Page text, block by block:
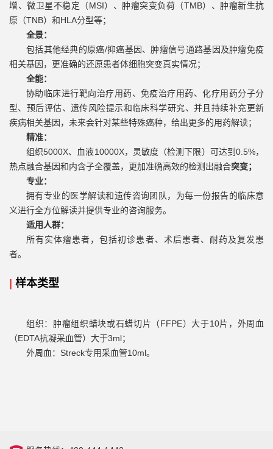
增、微卫星不稳定（MSI）、肿瘤突变负荷（TMB）、肿瘤新生抗
原（TNB）和HLA分型等；
全景：
包括其他经典的原癌/抑癌基因、肿瘤信号通路基因及肿瘤免疫
相关基因，更准确的还原患者体细胞突变真实情况；
全能：
协助临床进行靶向治疗用药、免疫治疗用药、化疗用药分子分
型、预后评估、遗传风险提示和临床科学研究、并且持续补充更新
疾病相关基因，未来会针对某些特殊癌种，给出更多的用药解读；
精准：
组织5000X、血液10000X，灵敏度（检测下限）可达到0.5%，
热点融合基因和内含子全覆盖，更加准确高效的检测出融合突变；
专业：
拥有专业的医学解读和遗传咨询团队，为每一份报告的临床意
义进行全方位解读并提供专业的咨询服务。
适用人群：
所有实体瘤患者，包括初诊患者、术后患者、耐药及复发患
者。
样本类型
组织：肿瘤组织蜡块或石蜡切片（FFPE）大于10片，外周血
（EDTA抗凝采血管）大于3ml；
外周血：Streck专用采血管10ml。